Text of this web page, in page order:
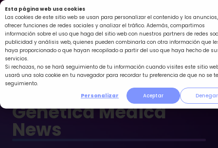
Esta página web usa cookies
Las cookies de este sitio web se usan para personalizar el contenido y los anuncios,
ofrecer funciones de redes sociales y analizar el tráfico. Además, compartimos
información sobre el uso que haga del sitio web con nuestros partners de redes
publicidad y análisis web, quienes pueden combinarla con otra información que
haya proporcionado o que hayan recopilado a partir del uso que haya hecho de
servicios.
Si rechazas, no se hará seguimiento de tu información cuando visites este sitio
usará una sola cookie en tu navegador para recordar tu preferencia de que no se
seguimiento.
Personalizar
Aceptar Denegar
Ir
al
contenido
Genética Médica
News